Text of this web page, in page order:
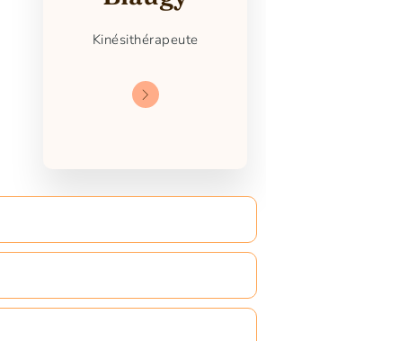
Kinésithérapeute